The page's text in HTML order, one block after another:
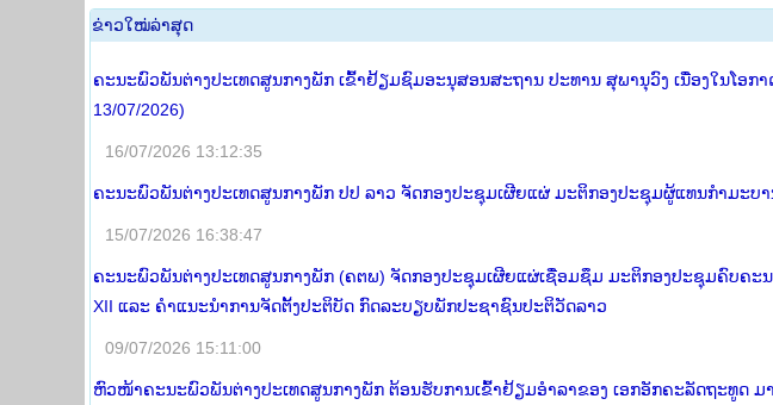
​ຂ່າວ​ໃໝ່​ລ່າ​ສຸດ
ຄະນະພົວພັນຕ່າງປະເທດສູນກາງພັກ ເຂົ້າຢ້ຽມຊົມອະນຸສອນສະຖານ ປະທານ ສຸພານຸວົງ ເນື່ອງໃນໂອກ
13/07/2026)
16/07/2026 13:12:35
ຄະນະພົວພັນຕ່າງປະເທດສູນກາງພັກ ປປ ລາວ ຈັດກອງປະຊຸມເຜີຍແຜ່ ມະຕິກອງປະຊຸມຜູ້ແທນກຳມະບາ
15/07/2026 16:38:47
ຄະນະພົວພັນຕ່າງປະເທດສູນກາງພັກ (ຄຕພ) ຈັດກອງປະຊຸມເຜີຍແຜ່ເຊື່ອມຊຶມ ມະຕິກອງປະຊຸມຄົບຄ
XII ແລະ ຄໍາແນະນໍາການຈັດຕັ້ງປະຕິບັດ ກົດລະບຽບພັກປະຊາຊົນປະຕິວັດລາວ
09/07/2026 15:11:00
ຫົວໜ້າຄະນະພົວພັນຕ່າງປະເທດສູນກາງພັກ ຕ້ອນຮັບການເຂົ້າຢ້ຽມອຳລາຂອງ ເອກອັກຄະລັດຖະທູດ ມ